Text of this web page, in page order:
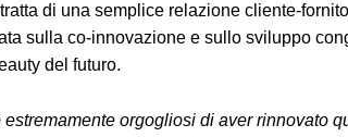
di una semplice relazione cliente-
sulla co-innovazione e sullo sviluppo
del futuro.
estremamente orgogliosi di aver rinnovato